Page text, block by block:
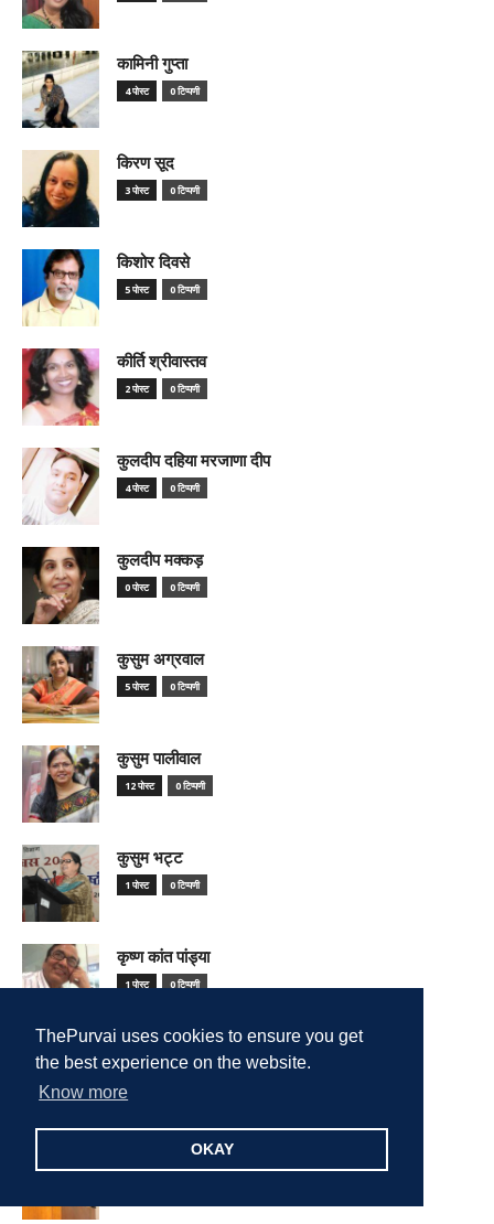
ThePurvai uses cookies to ensure you get
the best experience on the website.
Know more
OKAY
कामिनी गुप्ता
4 पोस्ट 0 टिप्पणी
किरण सूद
3 पोस्ट 0 टिप्पणी
किशोर दिवसे
5 पोस्ट 0 टिप्पणी
कीर्ति श्रीवास्तव
2 पोस्ट 0 टिप्पणी
कुलदीप दहिया मरजाणा दीप
4 पोस्ट 0 टिप्पणी
कुलदीप मक्कड़
0 पोस्ट 0 टिप्पणी
कुसुम अग्रवाल
5 पोस्ट 0 टिप्पणी
कुसुम पालीवाल
12 पोस्ट 0 टिप्पणी
कुसुम भट्ट
1 पोस्ट 0 टिप्पणी
कृष्ण कांत पांड्या
1 पोस्ट 0 टिप्पणी
केशव निगम